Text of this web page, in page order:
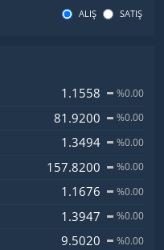
ALIŞ SATIŞ
1.1558 %0.00
81.9200 %0.00
1.3494 %0.00
157.8200 %0.00
1.1676 %0.00
1.3947 %0.00
9.5020 %0.00